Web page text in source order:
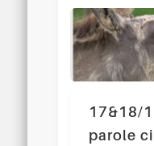
17&18/
parole